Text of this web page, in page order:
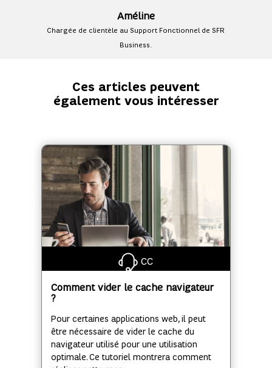
Améline
Chargée de clientèle au Support Fonctionnel de SFR
Business.
Ces articles peuvent
également vous intéresser
CC
Comment vider le cache navigateur
?
Pour certaines applications web, il peut
être nécessaire de vider le cache du
navigateur utilisé pour une utilisation
optimale. Ce tutoriel montrera comment